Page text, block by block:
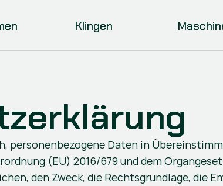
Klingen
personenbezogene Daten in
(EU) 2016/679 und dem
den Zweck, die Rechtsgrundlage, die